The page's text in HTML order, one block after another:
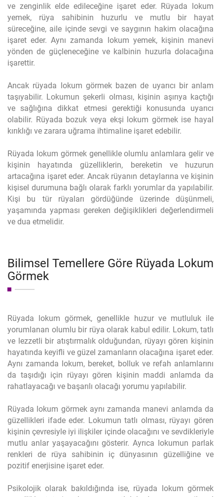
ve zenginlik elde edileceğine işaret eder. Rüyada lokum
yemek, rüya sahibinin huzurlu ve mutlu bir hayat
süreceğine, aile içinde sevgi ve saygının hakim olacağına
işaret eder. Aynı zamanda lokum yemek, kişinin manevi
yönden de güçleneceğine ve kalbinin huzurla dolacağına
işarettir.
Ancak rüyada lokum görmek bazen de uyarıcı bir anlam
taşıyabilir. Lokumun şekerli olması, kişinin aşırıya kaçtığı
ve sağlığına dikkat etmesi gerektiği konusunda uyarıcı
olabilir. Rüyada bozuk veya ekşi lokum görmek ise hayal
kırıklığı ve zarara uğrama ihtimaline işaret edebilir.
Rüyada lokum görmek genellikle olumlu anlamlara gelir ve
kişinin hayatında güzelliklerin, bereketin ve huzurun
artacağına işaret eder. Ancak rüyanın detaylarına ve kişinin
kişisel durumuna bağlı olarak farklı yorumlar da yapılabilir.
Kişi bu tür rüyaları gördüğünde üzerinde düşünmeli,
yaşamında yapması gereken değişiklikleri değerlendirmeli
ve dua etmelidir.
Bilimsel Temellere Göre Rüyada Lokum
Görmek
Rüyada lokum görmek, genellikle huzur ve mutluluk ile
yorumlanan olumlu bir rüya olarak kabul edilir. Lokum, tatlı
ve lezzetli bir atıştırmalık olduğundan, rüyayı gören kişinin
hayatında keyifli ve güzel zamanların olacağına işaret eder.
Aynı zamanda lokum, bereket, bolluk ve refah anlamlarını
da taşıdığı için rüyayı gören kişinin maddi anlamda da
rahatlayacağı ve başarılı olacağı yorumu yapılabilir.
Rüyada lokum görmek aynı zamanda manevi anlamda da
güzellikleri ifade eder. Lokumun tatlı olması, rüyayı gören
kişinin çevresiyle iyi ilişkiler içinde olacağını ve sevdikleriyle
mutlu anlar yaşayacağını gösterir. Ayrıca lokumun parlak
renkleri de rüya sahibinin iç dünyasının güzelliğine ve
pozitif enerjisine işaret eder.
Psikolojik olarak bakıldığında ise, rüyada lokum görmek